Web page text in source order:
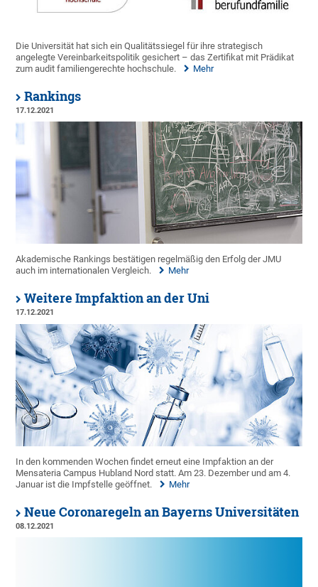
Die Universität hat sich ein Qualitätssiegel für ihre strategisch
angelegte Vereinbarkeitspolitik gesichert – das Zertifikat mit Prädikat
zum audit familiengerechte hochschule.
Mehr
Rankings
17.12.2021
Akademische Rankings bestätigen regelmäßig den Erfolg der JMU
auch im internationalen Vergleich.
Mehr
Weitere Impfaktion an der Uni
17.12.2021
In den kommenden Wochen findet erneut eine Impfaktion an der
Mensateria Campus Hubland Nord statt. Am 23. Dezember und am 4.
Januar ist die Impfstelle geöffnet.
Mehr
Neue Coronaregeln an Bayerns Universitäten
08.12.2021